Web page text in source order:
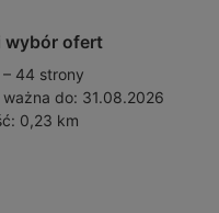
wybór ofert
44 strony
do: 31.08.2026
0,23 km